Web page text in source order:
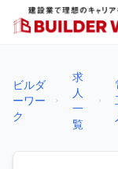
ビルダ
ーワー
ク
求
人
一
覧